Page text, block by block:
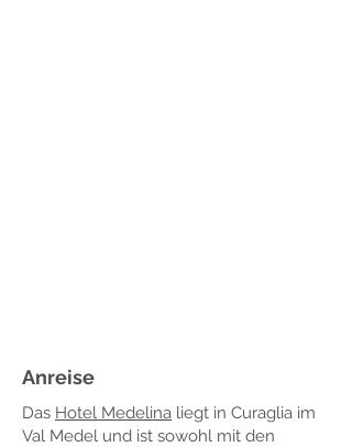
Anreise
Das Hotel Medelina liegt in Curaglia im
Val Medel und ist sowohl mit den